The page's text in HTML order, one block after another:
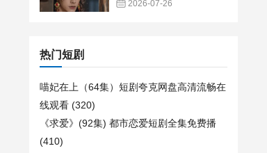
2026-07-26
热门短剧
喵妃在上（64集）短剧夸克网盘高清流畅在
线观看 (320)
《求爱》(92集) 都市恋爱短剧全集免费播
(410)